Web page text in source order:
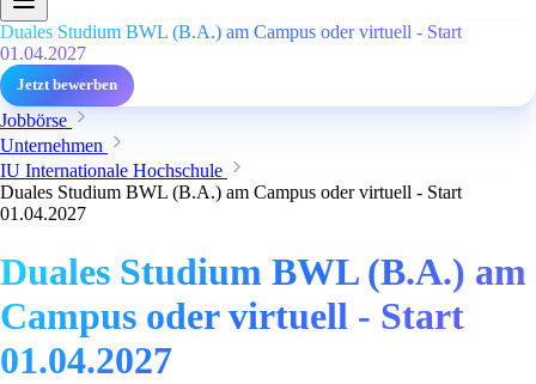
Duales Studium BWL (B.A.) am Campus oder virtuell - Start
01.04.2027
Jetzt bewerben
Jobbörse
Unternehmen
IU Internationale Hochschule
Duales Studium BWL (B.A.) am Campus oder virtuell - Start
01.04.2027
Duales Studium BWL (B.A.) am
Campus oder virtuell - Start
01.04.2027